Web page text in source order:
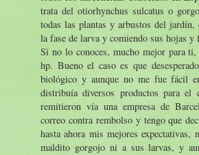
trata del otiorhynchus sulcatus o
todas las plantas y arbustos del jardín,
la fase de larva y comiendo sus hojas y
Si no lo conoces, mucho mejor para
hp. Bueno el caso es que
biológico y aunque no me fue fácil
distribuía diversos productos para
remitieron vía una empresa de
correo contra rembolso y tengo que
hasta ahora mis mejores
maldito gorgojo ni a sus larvas, y